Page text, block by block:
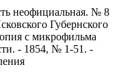
неофициальная. № 8
Губернского
с микрофильма
- 1854, № 1-51. -